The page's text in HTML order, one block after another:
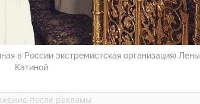
в России экстремистская организация) Лены
Катиной